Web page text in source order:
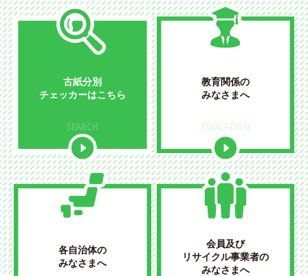
古紙分別
チェッカーはこちら
SEARCH
教育関係の
みなさまへ
各自治体の
みなさまへ
会員及び
リサイクル事業者の
みなさまへ